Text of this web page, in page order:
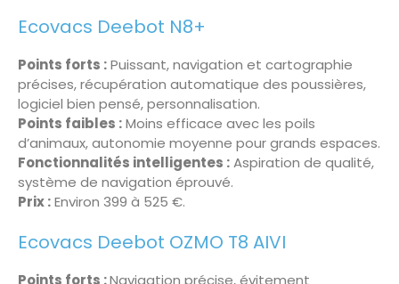
Ecovacs Deebot N8+
Points forts :Puissant, navigation et cartographie
précises, récupération automatique des poussières,
logiciel bien pensé, personnalisation.
Points faibles :Moins efficace avec les poils
d’animaux, autonomie moyenne pour grands espaces.
Fonctionnalités intelligentes :Aspiration de qualité,
système de navigation éprouvé.
Prix :Environ 399 à 525 €.
Ecovacs Deebot OZMO T8 AIVI